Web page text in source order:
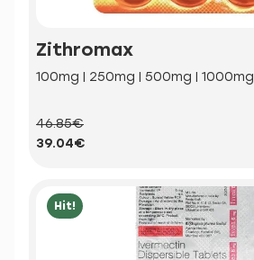
Zithromax
100mg | 250mg | 500mg | 1000mg
46.85€
39.04€
Hit!